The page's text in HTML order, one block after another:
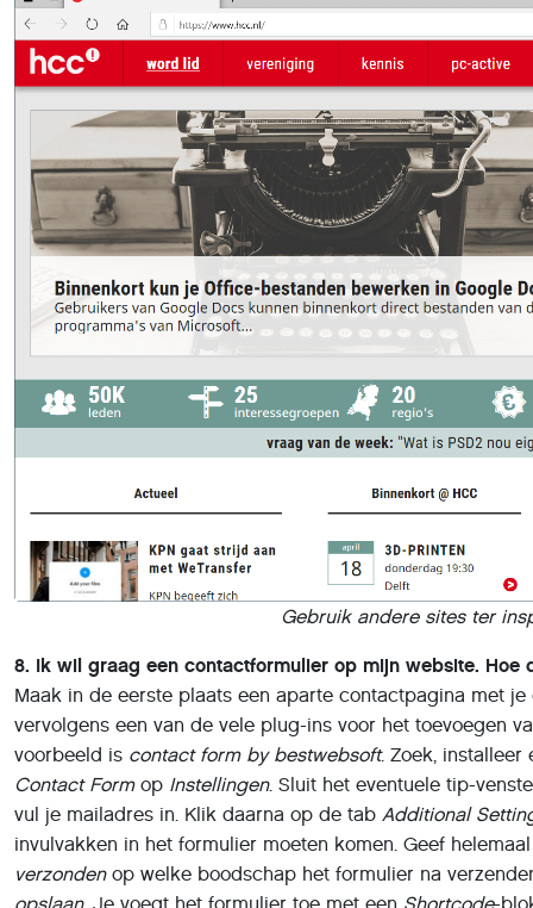
Gebruik andere sites ter
8. Ik wil graag een contactformulier op mijn website. Hoe
Maak in de eerste plaats een aparte contactpagina met
vervolgens een van de vele plug-ins voor het toevoegen
voorbeeld is contact form by bestwebsoft. Zoek,
Contact Formop Instellingen. Sluit het eventuele tip-
vul je mailadres in. Klik daarna op de tab Additional
invulvakken in het formulier moeten komen. Geef
verzondenop welke boodschap het formulier na